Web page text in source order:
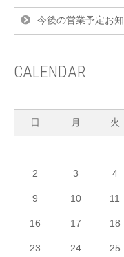
今後の営業予定お
CALENDAR
日 月 火
2 3 4
9 10 11
16 17 18
23 24 25